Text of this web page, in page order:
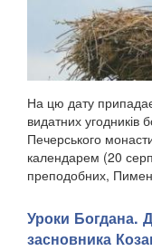
На цю дату
видатних
Печерського
календарем (20
преподобних,
Уроки Богдана.
засновника